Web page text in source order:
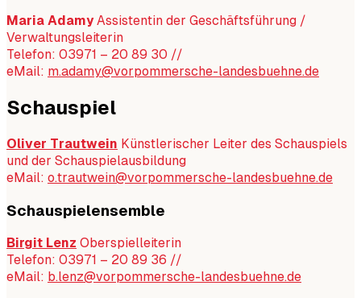
Maria AdamyAssistentin der Geschäftsführung /
Verwaltungsleiterin
Telefon: 03971 – 20 89 30 //
eMail: m.adamy@vorpommersche-landesbuehne.de
Schauspiel
Oliver Trautwein Künstlerischer Leiter des Schauspiels
und der Schauspielausbildung
eMail: o.trautwein@vorpommersche-landesbuehne.de
Schauspielensemble
Birgit Lenz Oberspielleiterin
Telefon: 03971 – 20 89 36 //
eMail: b.lenz@vorpommersche-landesbuehne.de